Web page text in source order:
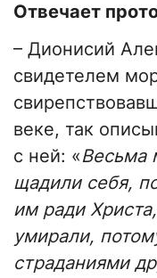
Отвечает
– Дионисий
свидетелем
веке, так
с ней: «Весьма
щадили себя,
им ради
умирали,
страданиями